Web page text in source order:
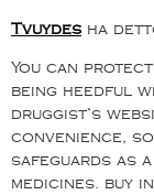
Tvuydes ha
You can
being heedful
druggist’s
convenience,
safeguards as
medicines. buy